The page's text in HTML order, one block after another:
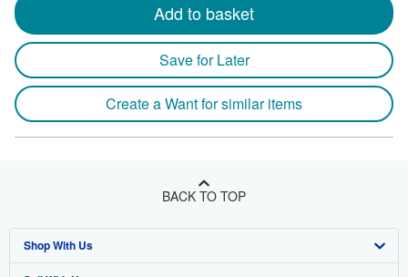
Add to basket
Save for Later
Create a Want for similar items
BACK TO TOP
Shop With Us